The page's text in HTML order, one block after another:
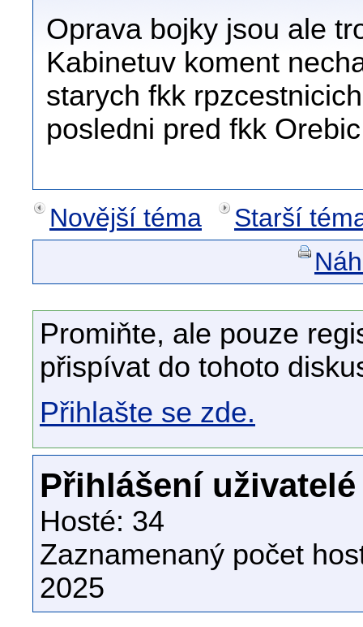
Oprava bojky jsou ale
Kabinetuv koment
starych fkk
posledni pred fkk
Novější téma
Starší
Promiňte, ale pouze
přispívat do tohoto
Přihlašte se zde.
Přihlášení uživatelé
Hosté: 34
Zaznamenaný počet
2025